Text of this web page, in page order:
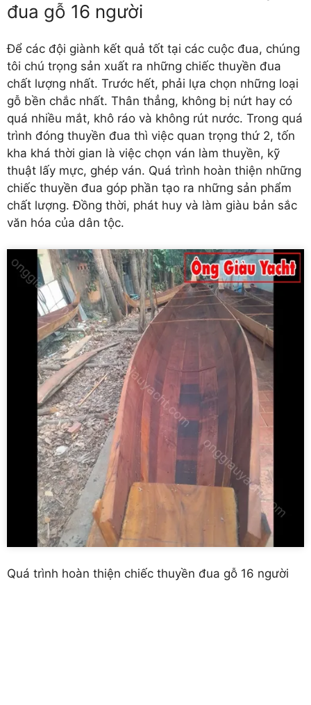
đua gỗ 16 người
Để các đội giành kết quả tốt tại các cuộc đua, chúng
tôi chú trọng sản xuất ra những chiếc thuyền đua
chất lượng nhất. Trước hết, phải lựa chọn những loại
gỗ bền chắc nhất. Thân thẳng, không bị nứt hay có
quá nhiều mắt, khô ráo và không rút nước. Trong quá
trình đóng thuyền đua thì việc quan trọng thứ 2, tốn
kha khá thời gian là việc chọn ván làm thuyền, kỹ
thuật lấy mực, ghép ván. Quá trình hoàn thiện những
chiếc thuyền đua góp phần tạo ra những sản phẩm
chất lượng. Đồng thời, phát huy và làm giàu bản sắc
văn hóa của dân tộc.
Quá trình hoàn thiện chiếc thuyền đua gỗ 16 người